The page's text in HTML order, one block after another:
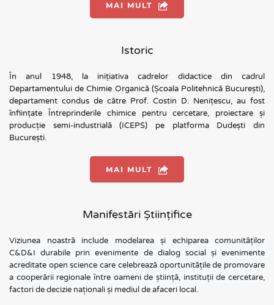
MAI MULT
Istoric
În anul 1948, la inițiativa cadrelor didactice din cadrul
Departamentului de Chimie Organică (Școala Politehnică București),
departament condus de către Prof. Costin D. Nenițescu, au fost
înființate Întreprinderile chimice pentru cercetare, proiectare și
producție semi-industrială (ICEPS) pe platforma Dudești din
București.
MAI MULT
Manifestări Științifice
Viziunea noastră include modelarea și echiparea comunităților
C&D&I durabile prin evenimente de dialog social și evenimente
acreditate open science care celebrează oportunitățile de promovare
a cooperării regionale între oameni de știință, instituții de cercetare,
factori de decizie naționali și mediul de afaceri local.